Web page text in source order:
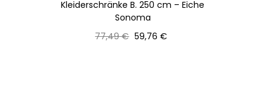
Kleiderschränke B. 250 cm – Eiche
Sonoma
Normaler
77,49 € Preis
59,76 €